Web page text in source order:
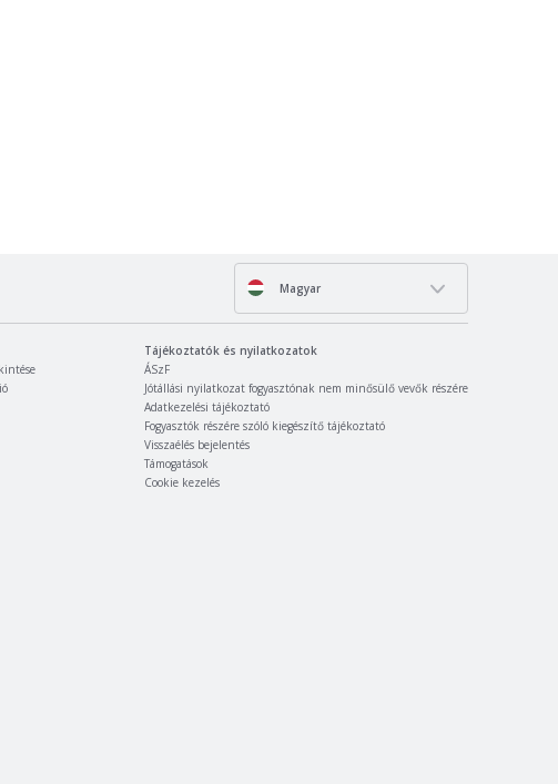
Magyar
Tájékoztatók és nyilatkozatok
ÁSzF
Jótállási nyilatkozat fogyasztónak nem minősülő vevők részére
Adatkezelési tájékoztató
Fogyasztók részére szóló kiegészítő tájékoztató
Visszaélés bejelentés
Támogatások
Cookie kezelés